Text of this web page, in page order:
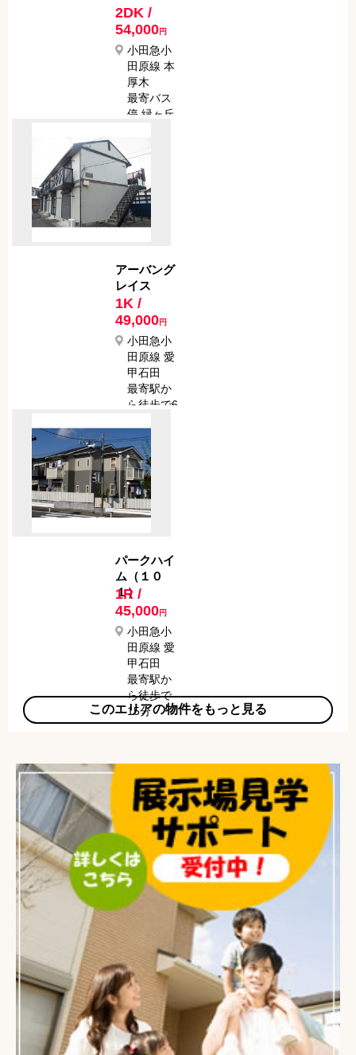
2DK /
54,000円
小田急小
田原線 本
厚木
最寄バス
停 緑ヶ丘
らバスで
9分
最寄バス
停から徒
歩で 5分
アーバング
レイス
1K /
49,000円
小田急小
田原線 愛
甲石田
最寄駅か
ら徒歩で6
パークハイ
ム（１０
１）
1R /
45,000円
小田急小
田原線 愛
甲石田
最寄駅か
ら徒歩で
15分
このエリアの物件をもっと見る